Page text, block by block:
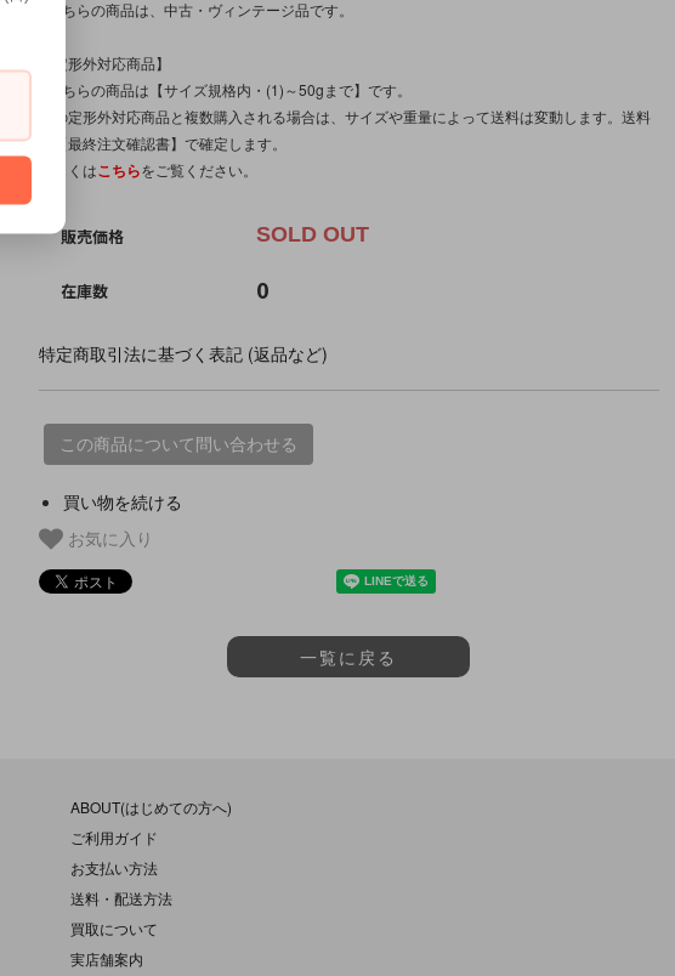
※こちらの商品は、中古・ヴィンテージ品です。
【定形外対応商品】
※こちらの商品は【サイズ規格内・(1)～50gまで】です。
他の定形外対応商品と複数購入される場合は、サイズや重量によって送料は変動します。送料
は【最終注文確認書】で確定します。
詳しくはこちらをご覧ください。
販売価格 SOLD OUT
在庫数 0
特定商取引法に基づく表記 (返品など)
この商品について問い合わせる
買い物を続ける
お気に入り
一覧に戻る
ABOUT(はじめての方へ)
ご利用ガイド
お支払い方法
送料・配送方法
買取について
実店舗案内